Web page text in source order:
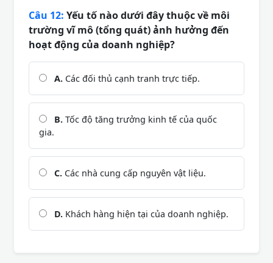
Câu 12: Yếu tố nào dưới đây thuộc về môi
trường vĩ mô (tổng quát) ảnh hưởng đến
hoạt động của doanh nghiệp?
A. Các đối thủ cạnh tranh trực tiếp.
B. Tốc độ tăng trưởng kinh tế của quốc
gia.
C. Các nhà cung cấp nguyên vật liệu.
D. Khách hàng hiện tại của doanh nghiệp.